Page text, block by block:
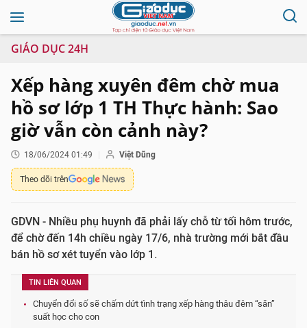
GIÁO DỤC 24H
Xếp hàng xuyên đêm chờ mua
hồ sơ lớp 1 TH Thực hành: Sao
giờ vẫn còn cảnh này?
18/06/2024 01:49 Việt Dũng
Theo dõi trên
GDVN - Nhiều phụ huynh đã phải lấy chỗ từ tối hôm trước,
để chờ đến 14h chiều ngày 17/6, nhà trường mới bắt đầu
bán hồ sơ xét tuyển vào lớp 1.
TIN LIÊN QUAN
Chuyển đổi số sẽ chấm dứt tình trạng xếp hàng thâu đêm “săn”
suất học cho con